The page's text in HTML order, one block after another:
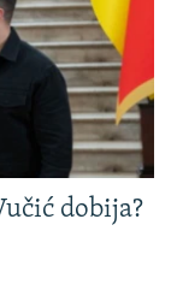
dobija?